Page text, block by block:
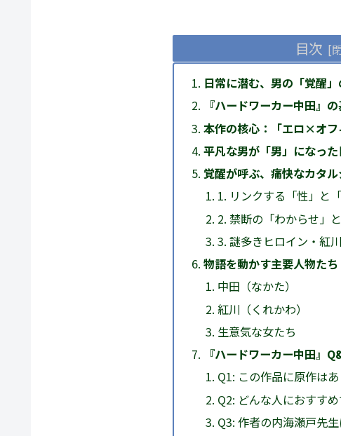
目次
日常に潜む、男の「覚醒
『ハードワーカー中田』
本作の核心：「エロ×オフ
平凡な男が「男」になった
覚醒が呼ぶ、痛快なカタル
1. リンクする「性」と
2. 禁断の「わからせ」
3. 謎多きヒロイン・紅
物語を動かす主要人物たち
中田（なかた）
紅川（くれかわ）
生意気な女たち
『ハードワーカー中田』
Q1: この作品に原作は
Q2: どんな人におすす
Q3: 作者の内海瀬戸先